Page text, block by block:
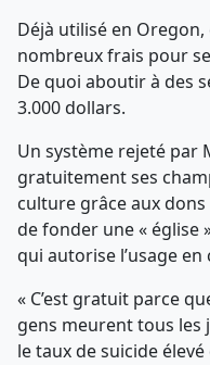
Déjà utilisé en
nombreux frais pour
De quoi aboutir à des
3.000 dollars.
Un système rejeté par
gratuitement ses
culture grâce aux
de fonder une « église
qui autorise l’usage
« C’est gratuit parce
gens meurent tous les
le taux de suicide